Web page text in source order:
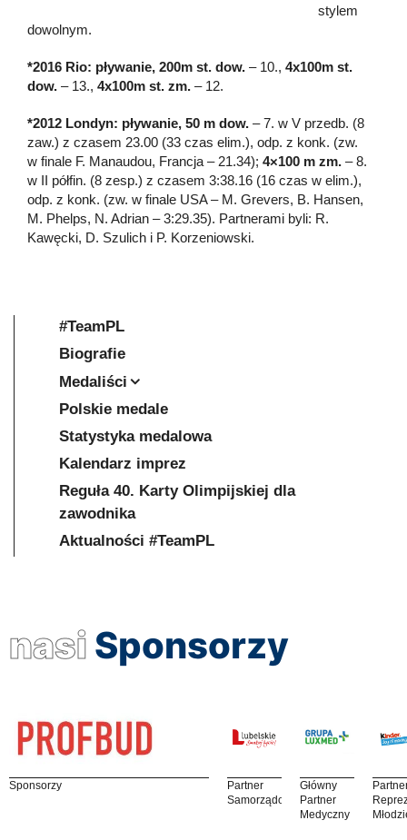
stylem
dowolnym.
*2016 Rio: pływanie, 200m st. dow. – 10., 4x100m st.
dow. – 13., 4x100m st. zm. – 12.
*2012 Londyn: pływanie, 50 m dow. – 7. w V przedb. (8
zaw.) z czasem 23.00 (33 czas elim.), odp. z konk. (zw.
w finale F. Manaudou, Francja – 21.34); 4×100 m zm. – 8.
w II półfin. (8 zesp.) z czasem 3:38.16 (16 czas w elim.),
odp. z konk. (zw. w finale USA – M. Grevers, B. Hansen,
M. Phelps, N. Adrian – 3:29.35). Partnerami byli: R.
Kawęcki, D. Szulich i P. Korzeniowski.
#TeamPL
Biografie
Medaliści
Polskie medale
Statystyka medalowa
Kalendarz imprez
Reguła 40. Karty Olimpijskiej dla
zawodnika
Aktualności #TeamPL
nasi Sponsorzy
Sponsorzy
Partner
Samorządowy
Główny
Partner
Medyczny